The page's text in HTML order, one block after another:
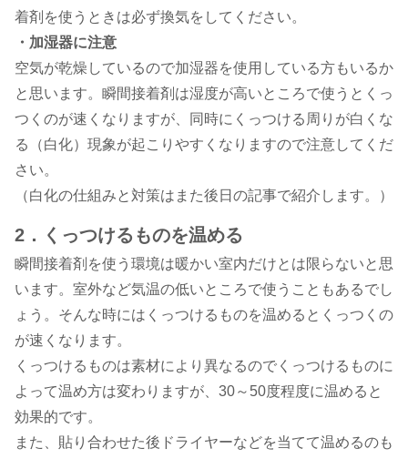
着剤を使うときは必ず換気をしてください。
・加湿器に注意
空気が乾燥しているので加湿器を使用している方もいるか
と思います。瞬間接着剤は湿度が高いところで使うとくっ
つくのが速くなりますが、同時にくっつける周りが白くな
る（白化）現象が起こりやすくなりますので注意してくだ
さい。
（白化の仕組みと対策はまた後日の記事で紹介します。）
2．くっつけるものを温める
瞬間接着剤を使う環境は暖かい室内だけとは限らないと思
います。室外など気温の低いところで使うこともあるでし
ょう。そんな時にはくっつけるものを温めるとくっつくの
が速くなります。
くっつけるものは素材により異なるのでくっつけるものに
よって温め方は変わりますが、30～50度程度に温めると
効果的です。
また、貼り合わせた後ドライヤーなどを当てて温めるのも